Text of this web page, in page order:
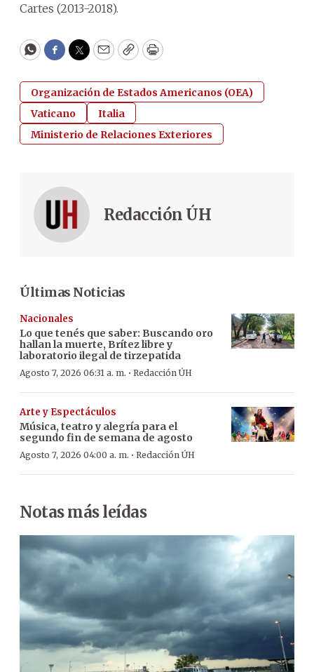
Cartes (2013-2018).
WhatsApp
Facebook
Twitter
EmailCopyPrint
Organización de Estados Americanos (OEA)
Vaticano
Italia
Ministerio de Relaciones Exteriores
Redacción ÚH
Últimas Noticias
Nacionales
Lo que tenés que saber: Buscando oro
hallan la muerte, Brítez libre y
laboratorio ilegal de tirzepatida
Agosto 7, 2026 06:31 a. m. · Redacción ÚH
Arte y Espectáculos
Música, teatro y alegría para el
segundo fin de semana de agosto
Agosto 7, 2026 04:00 a. m. · Redacción ÚH
Notas más leídas